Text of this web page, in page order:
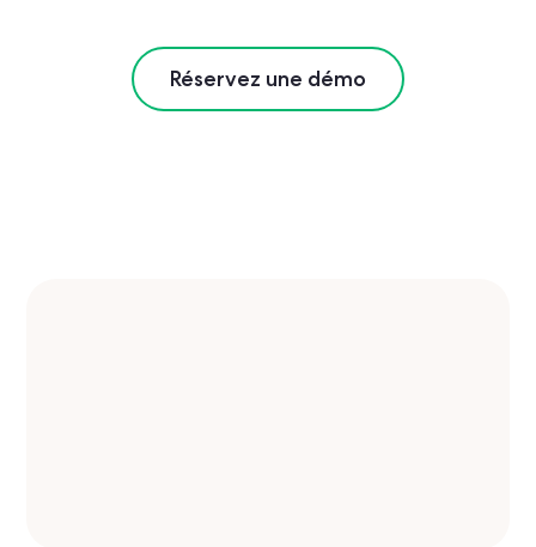
Réservez une démo